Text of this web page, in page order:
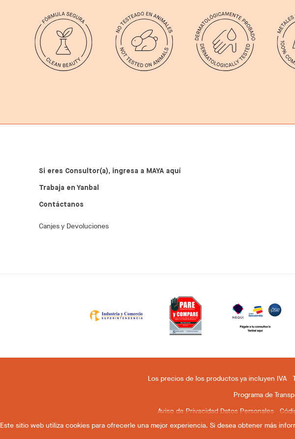
Si eres Consultor(a), ingresa a MAYA aquí
Trabaja en Yanbal
Contáctanos
Canjes y Devoluciones
Los precios de los productos ya incluyen IVA
Programa de
Aviso de Privacidad Datos Personales
Este sitio web utiliza cookies para ofrecerle una mejor experiencia. Si desea obtener más